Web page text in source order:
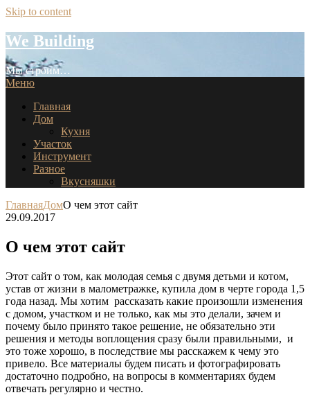
Skip to content
We Building
Мы строим…
Меню
Главная
Дом
Кухня
Участок
Инструмент
Разное
Вкусняшки
ГлавнаяДомО чем этот сайт
29.09.2017
О чем этот сайт
Этот сайт о том, как молодая семья с двумя детьми и котом,
устав от жизни в малометражке, купила дом в черте города 1,5
года назад. Мы хотим рассказать какие произошли изменения
с домом, участком и не только, как мы это делали, зачем и
почему было принято такое решение, не обязательно эти
решения и методы воплощения сразу были правильными, и
это тоже хорошо, в последствие мы расскажем к чему это
привело. Все материалы будем писать и фотографировать
достаточно подробно, на вопросы в комментариях будем
отвечать регулярно и честно.